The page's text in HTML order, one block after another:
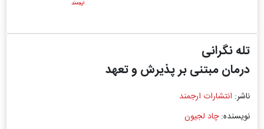
تله نگرانی
درمان مبتنی بر پذیرش و تعهد
ناشر: انتشارات ارجمند
نویسنده:چاد لجیون